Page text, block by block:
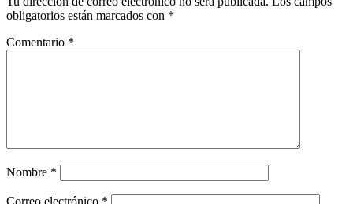
obligatorios están marcados con *
Comentario *
Nombre *